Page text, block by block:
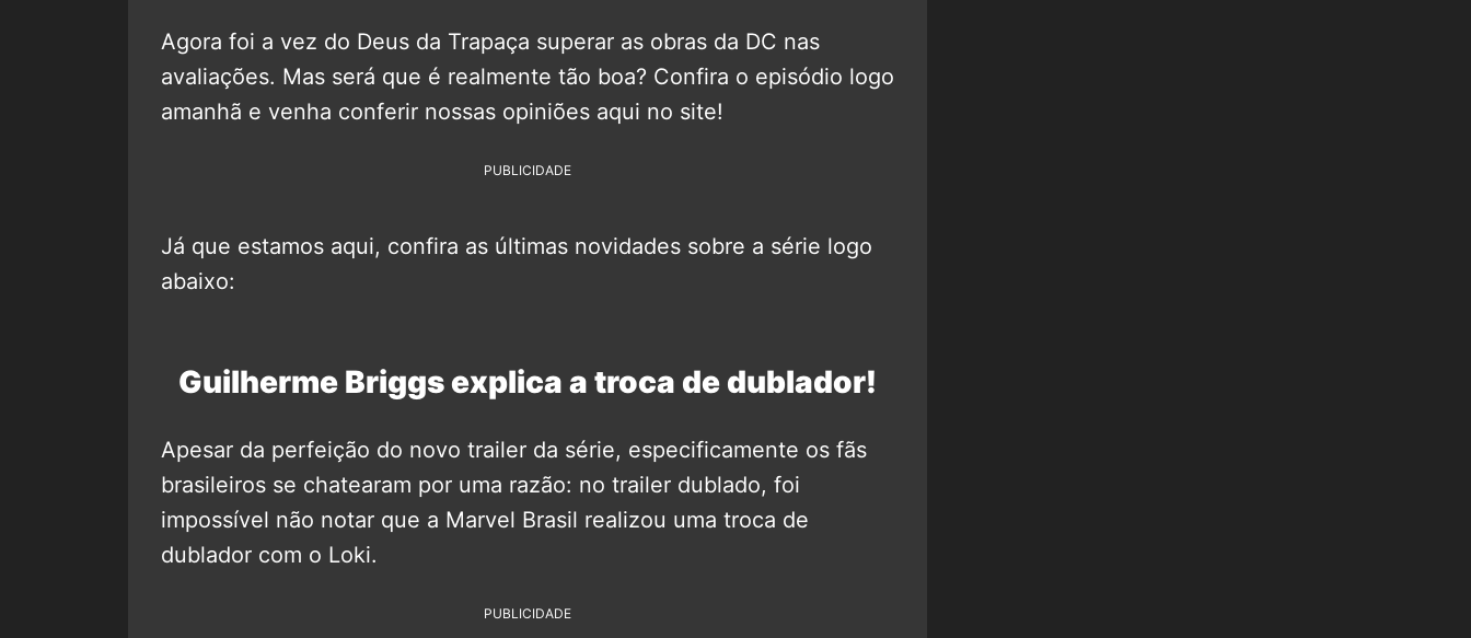
Agora foi a vez do Deus da Trapaça superar as obras da DC nas
avaliações. Mas será que é realmente tão boa? Confira o episódio logo
amanhã e venha conferir nossas opiniões aqui no site!
PUBLICIDADE
Já que estamos aqui, confira as últimas novidades sobre a série logo
abaixo:
Guilherme Briggs explica a troca de dublador!
Apesar da perfeição do novo trailer da série, especificamente os fãs
brasileiros se chatearam por uma razão: no trailer dublado, foi
impossível não notar que a Marvel Brasil realizou uma troca de
dublador com o Loki.
PUBLICIDADE